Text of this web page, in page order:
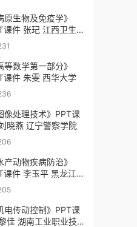
原生物及免疫学》
课件 张玘 江西卫生
学院
等数学第一部分》
课件 朱雯 西华大学
像处理技术》PPT课
晓燕 辽宁警察学院
产动物疾病防治》
课件 李玉平 黑龙江
工程职业学院
电传动控制》PPT课
佳 湖南工业职业技